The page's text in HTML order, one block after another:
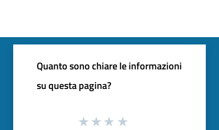
Quanto sono chiare le informazioni
su questa pagina?